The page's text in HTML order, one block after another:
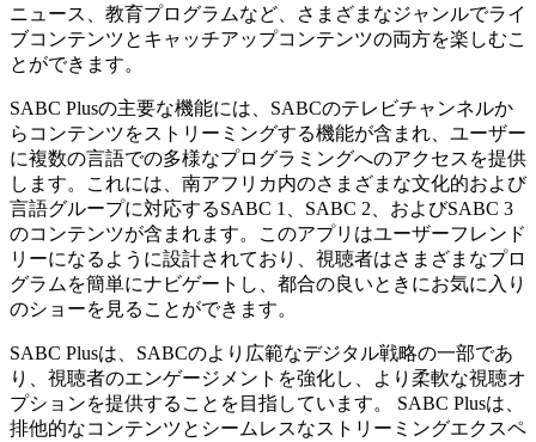
ニュース、教育プログラムなど、さまざまなジャンルでライ
ブコンテンツとキャッチアップコンテンツの両方を楽しむこ
とができます。
SABC Plusの主要な機能には、SABCのテレビチャンネルか
らコンテンツをストリーミングする機能が含まれ、ユーザー
に複数の言語での多様なプログラミングへのアクセスを提供
します。これには、南アフリカ内のさまざまな文化的および
言語グループに対応するSABC 1、SABC 2、およびSABC 3
のコンテンツが含まれます。このアプリはユーザーフレンド
リーになるように設計されており、視聴者はさまざまなプロ
グラムを簡単にナビゲートし、都合の良いときにお気に入り
のショーを見ることができます。
SABC Plusは、SABCのより広範なデジタル戦略の一部であ
り、視聴者のエンゲージメントを強化し、より柔軟な視聴オ
プションを提供することを目指しています。 SABC Plusは、
排他的なコンテンツとシームレスなストリーミングエクスペ